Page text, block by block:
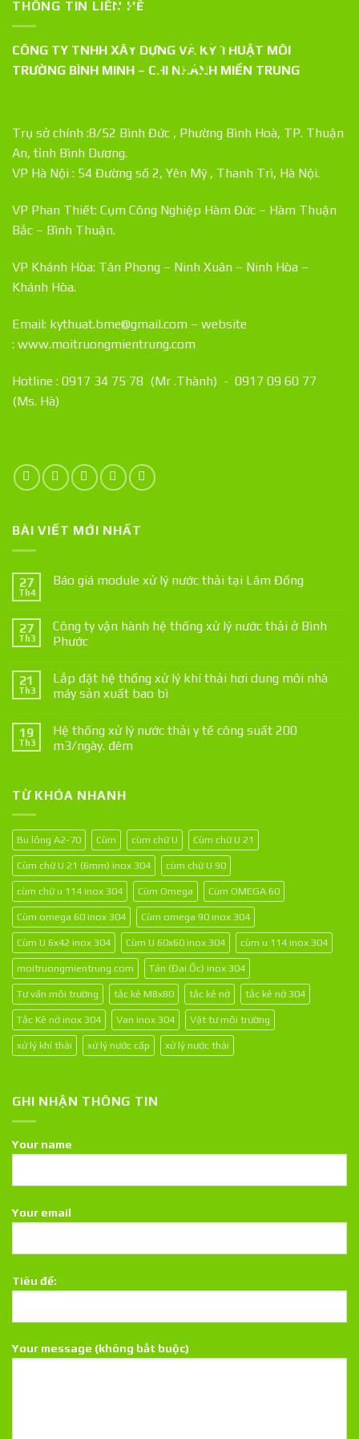
THÔNG TIN LIÊN HỆ
CÔNG TY TNHH XÂY DỰNG VÀ KỸ THUẬT MÔI
TRƯỜNG BÌNH MINH – CHI NHÁNH MIỀN TRUNG
Trụ sở chính :8/52 Bình Đức , Phường Bình Hoà, TP. Thuận
An, tỉnh Bình Dương.
VP Hà Nội : 54 Đường số 2, Yên Mỹ , Thanh Trì, Hà Nội.
VP Phan Thiết: Cụm Công Nghiệp Hàm Đức – Hàm Thuận
Bắc – Bình Thuận.
VP Khánh Hòa: Tân Phong – Ninh Xuân – Ninh Hòa –
Khánh Hòa.
Email: kythuat.bme@gmail.com – website
: www.moitruongmientrung.com
Hotline : 0917 34 75 78 (Mr .Thành) - 0917 09 60 77
(Ms. Hà)
BÀI VIẾT MỚI NHẤT
27
Th4
Báo giá module xử lý nước thải tại Lâm Đồng
27
Th3
Công ty vận hành hệ thống xử lý nước thải ở Bình
Phước
21
Th3
Lắp đặt hệ thống xử lý khí thải hơi dung môi nhà
máy sản xuất bao bì
19
Th3
Hệ thống xử lý nước thải y tế công suất 200
m3/ngày. đêm
TỪ KHÓA NHANH
Bu lông A2-70 Cùm cùm chữ U Cùm chữ U 21
Cùm chữ U 21 (6mm) inox 304 cùm chữ U 90
cùm chữ u 114 inox 304 Cùm Omega Cùm OMEGA 60
Cùm omega 60 inox 304 Cùm omega 90 inox 304
Cùm U 6x42 inox 304 Cùm U 60x60 inox 304 cùm u 114 inox 304
moitruongmientrung.com Tán (Đai Ốc) inox 304
Tư vấn môi trường tắc kê M8x80 tắc kê nở tắc kê nở 304
Tắc Kê nở inox 304 Van inox 304 Vật tư môi trường
xử lý khí thải xử lý nước cấp xử lý nước thải
GHI NHẬN THÔNG TIN
Your name
Your email
Tiêu đề:
Your message (không bắt buộc)